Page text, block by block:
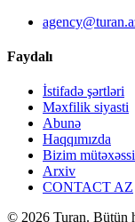
Faydalı
İstifadə şərtləri
Məxfilik siyasti
Abunə
Haqqımızda
Bizim
Arxiv
CONTACT AZ
© 2026 Turan. Bütün